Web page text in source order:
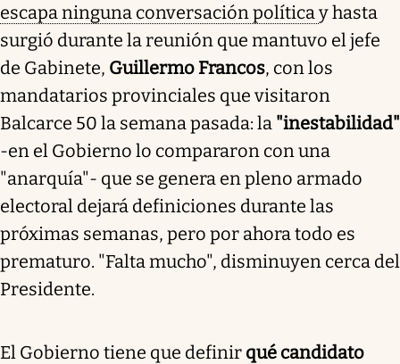
escapa ninguna conversación política y hasta
surgió durante la reunión que mantuvo el jefe
de Gabinete, Guillermo Francos, con los
mandatarios provinciales que visitaron
Balcarce 50 la semana pasada: la "inestabilidad"
-en el Gobierno lo compararon con una
"anarquía"- que se genera en pleno armado
electoral dejará definiciones durante las
próximas semanas, pero por ahora todo es
prematuro. "Falta mucho", disminuyen cerca del
Presidente.
El Gobierno tiene que definir qué candidato